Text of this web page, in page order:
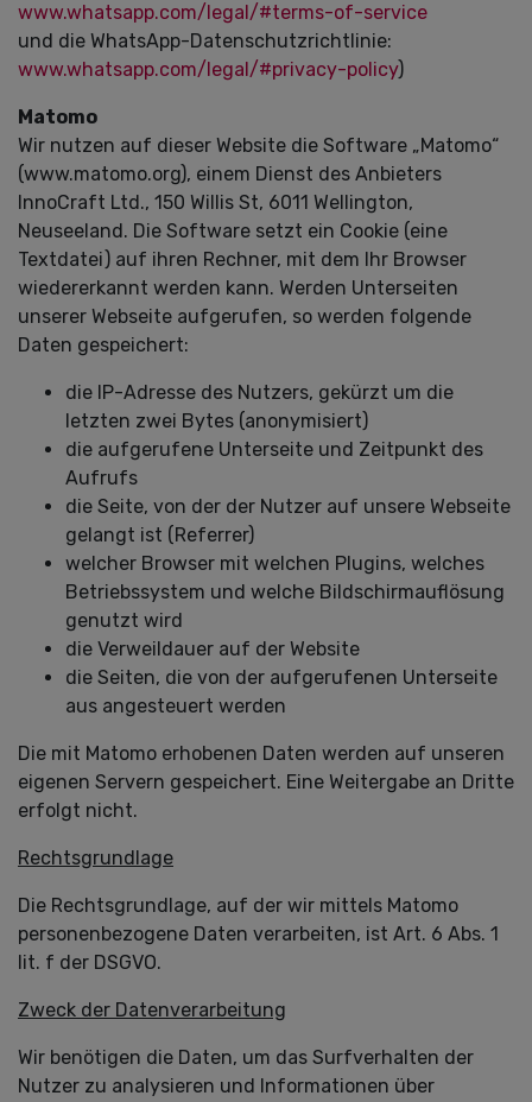
www.whatsapp.com/legal/#terms-of-service
und die WhatsApp-Datenschutzrichtlinie:
www.whatsapp.com/legal/#privacy-policy)
Matomo
Wir nutzen auf dieser Website die Software „Matomo“
(www.matomo.org), einem Dienst des Anbieters
InnoCraft Ltd., 150 Willis St, 6011 Wellington,
Neuseeland. Die Software setzt ein Cookie (eine
Textdatei) auf ihren Rechner, mit dem Ihr Browser
wiedererkannt werden kann. Werden Unterseiten
unserer Webseite aufgerufen, so werden folgende
Daten gespeichert:
die IP-Adresse des Nutzers, gekürzt um die
letzten zwei Bytes (anonymisiert)
die aufgerufene Unterseite und Zeitpunkt des
Aufrufs
die Seite, von der der Nutzer auf unsere Webseite
gelangt ist (Referrer)
welcher Browser mit welchen Plugins, welches
Betriebssystem und welche Bildschirmauflösung
genutzt wird
die Verweildauer auf der Website
die Seiten, die von der aufgerufenen Unterseite
aus angesteuert werden
Die mit Matomo erhobenen Daten werden auf unseren
eigenen Servern gespeichert. Eine Weitergabe an Dritte
erfolgt nicht.
Rechtsgrundlage
Die Rechtsgrundlage, auf der wir mittels Matomo
personenbezogene Daten verarbeiten, ist Art. 6 Abs. 1
lit. f der DSGVO.
Zweck der Datenverarbeitung
Wir benötigen die Daten, um das Surfverhalten der
Nutzer zu analysieren und Informationen über